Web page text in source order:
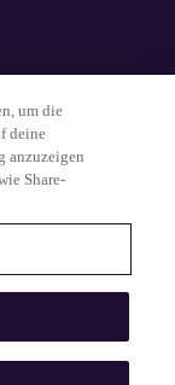
Logo und der MG-
Group
ihrer jeweiligen
um die
deine
anzuzeigen
Share-